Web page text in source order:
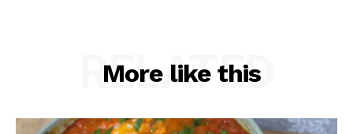
More like this
RELATED